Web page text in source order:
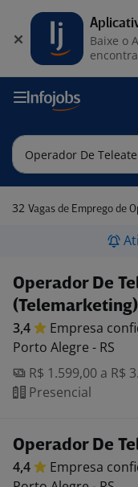
32 Vagas de Emprego de
Operador De
(Telemarketing)
3,4 Empresa
Porto Alegre - RS
R$ 1.599,00 a R$
Presencial
Operador De
4,4 Empresa
Baixe o